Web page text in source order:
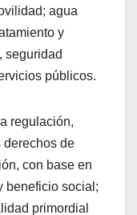
agua
y
seguridad
públicos.
regulación,
derechos de
con base en
beneficio social;
primordial